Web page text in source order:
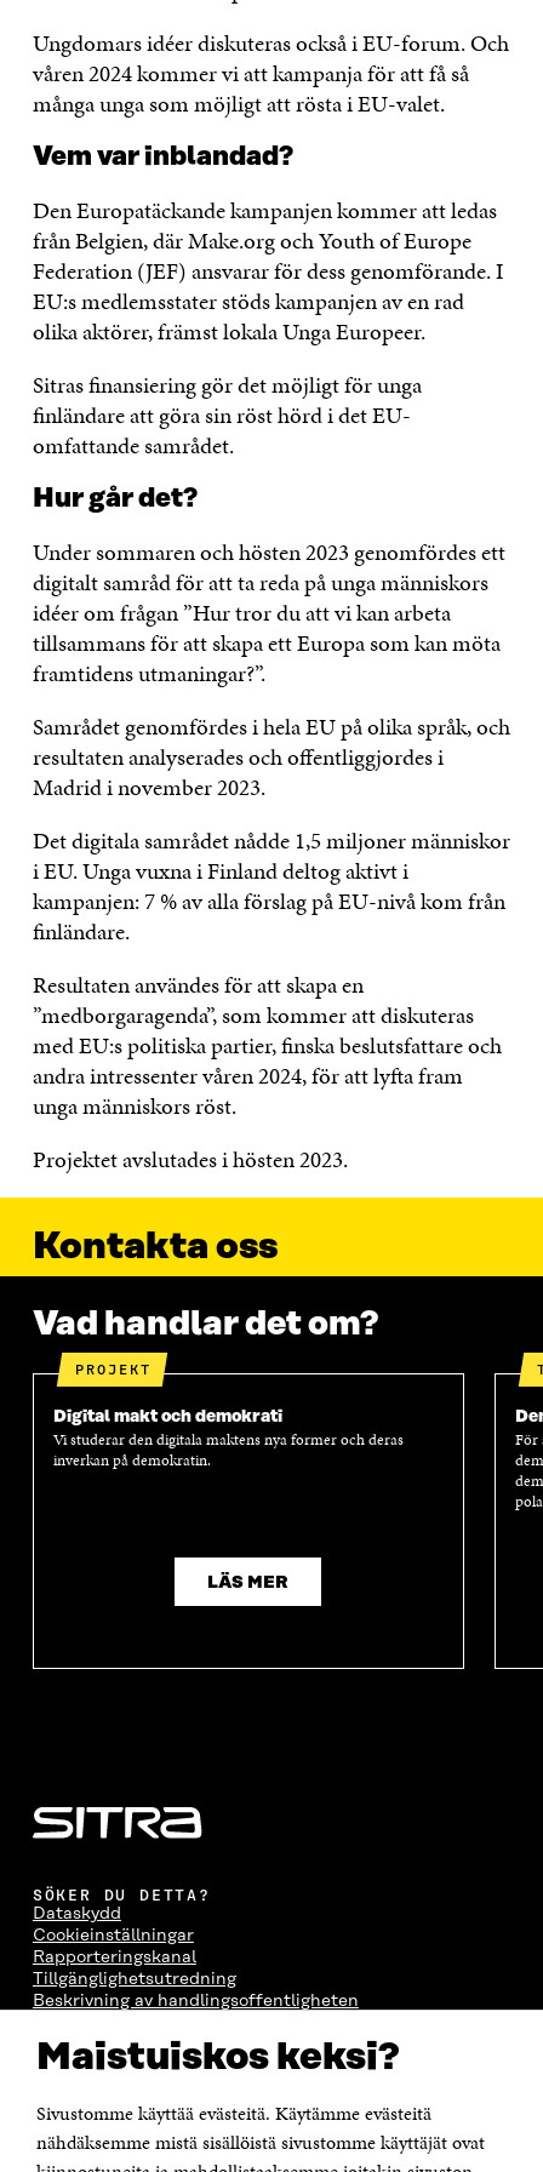
Maistuiskos keksi?
Sivustomme käyttää evästeitä. Käytämme evästeitä
nähdäksemme mistä sisällöistä sivustomme käyttäjät ovat
Ungdomars idéer diskuteras också i EU-forum. Och
våren 2024 kommer vi att kampanja för att få så
många unga som möjligt att rösta i EU-valet.
Vem var inblandad?
Den Europatäckande kampanjen kommer att ledas
från Belgien, där Make.org och Youth of Europe
Federation (JEF) ansvarar för dess genomförande. I
EU:s medlemsstater stöds kampanjen av en rad
olika aktörer, främst lokala Unga Europeer.
Sitras finansiering gör det möjligt för unga
finländare att göra sin röst hörd i det EU-
omfattande samrådet.
Hur går det?
Under sommaren och hösten 2023 genomfördes ett
digitalt samråd för att ta reda på unga människors
idéer om frågan ”Hur tror du att vi kan arbeta
tillsammans för att skapa ett Europa som kan möta
framtidens utmaningar?”.
Samrådet genomfördes i hela EU på olika språk, och
resultaten analyserades och offentliggjordes i
Madrid i november 2023.
Det digitala samrådet nådde 1,5 miljoner människor
i EU. Unga vuxna i Finland deltog aktivt i
kampanjen: 7 % av alla förslag på EU-nivå kom från
finländare.
Resultaten användes för att skapa en
”medborgaragenda”, som kommer att diskuteras
med EU:s politiska partier, finska beslutsfattare och
andra intressenter våren 2024, för att lyfta fram
unga människors röst.
Projektet avslutades i hösten 2023.
Kontakta oss
Vad handlar det om?
PROJEKT
Digital makt och demokrati
Vi studerar den digitala maktens nya former och deras
inverkan på demokratin.
LÄS MER
För
SÖKER DU DETTA?
Dataskydd
Cookieinställningar
Rapporteringskanal
Tillgänglighetsutredning
Beskrivning av handlingsoffentligheten
Jubileumsfonden för Finlands självständighet Sitra
Östersjögatan 11–13, PB 160,
00181 Helsingfors